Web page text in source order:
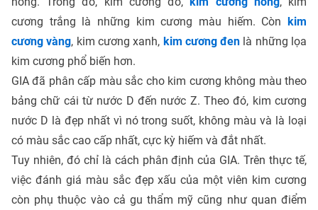
cương trắng là những kim cương màu hiếm. Còn kim
cương vàng, kim cương xanh, kim cương đen là những lọa
kim cương phổ biến hơn.
GIA đã phân cấp màu sắc cho kim cương không màu theo
bảng chữ cái từ nước D đến nước Z. Theo đó, kim cương
nước D là đẹp nhất vì nó trong suốt, không màu và là loại
có màu sắc cao cấp nhất, cực kỳ hiếm và đắt nhất.
Tuy nhiên, đó chỉ là cách phân định của GIA. Trên thực tế,
việc đánh giá màu sắc đẹp xấu của một viên kim cương
còn phụ thuộc vào cả gu thẩm mỹ cũng như quan điểm